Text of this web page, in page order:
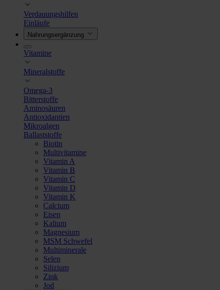
Verdauungshilfen
Einläufe
Nahrungsergänzung
Vitamine
Mineralstoffe
Omega-3
Bitterstoffe
Aminosäuren
Antioxidantien
Mikroalgen
Ballaststoffe
Biotin
Multivitamine
Vitamin A
Vitamin B
Vitamin C
Vitamin D
Vitamin K
Calcium
Eisen
Kalium
Magnesium
MSM Schwefel
Multiminerale
Selen
Silizium
Zink
Jod